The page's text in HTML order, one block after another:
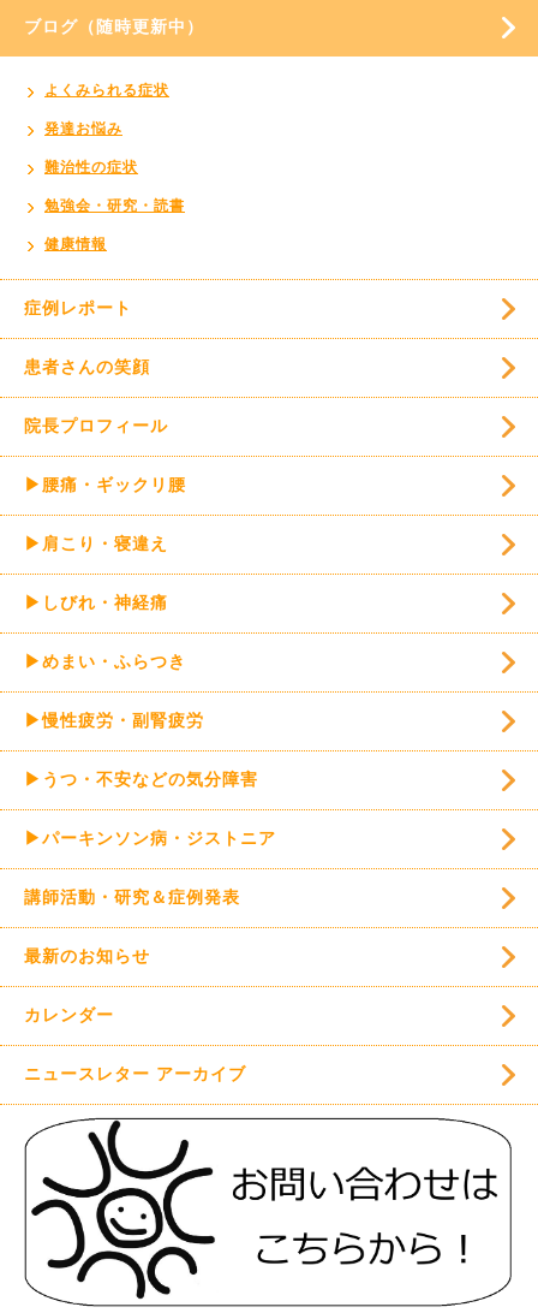
ブログ（随時更新中）
よくみられる症状
発達お悩み
難治性の症状
勉強会・研究・読書
健康情報
症例レポート
患者さんの笑顔
院長プロフィール
▶腰痛・ギックリ腰
▶肩こり・寝違え
▶しびれ・神経痛
▶めまい・ふらつき
▶慢性疲労・副腎疲労
▶うつ・不安などの気分障害
▶パーキンソン病・ジストニア
講師活動・研究＆症例発表
最新のお知らせ
カレンダー
ニュースレター アーカイブ